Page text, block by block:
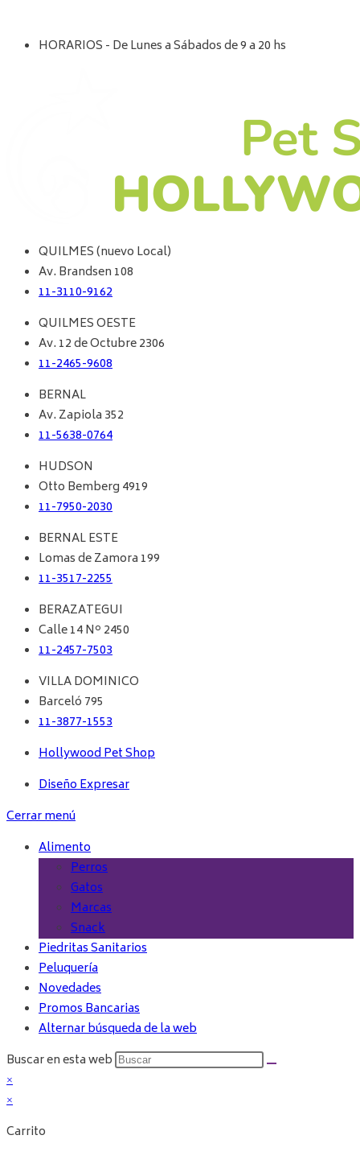
HORARIOS - De Lunes a Sábados de 9 a 20 hs
QUILMES (nuevo Local)
Av. Brandsen 108
11-3110-9162
QUILMES OESTE
Av. 12 de Octubre 2306
11-2465-9608
BERNAL
Av. Zapiola 352
11-5638-0764
HUDSON
Otto Bemberg 4919
11-7950-2030
BERNAL ESTE
Lomas de Zamora 199
11-3517-2255
BERAZATEGUI
Calle 14 Nº 2450
11-2457-7503
VILLA DOMINICO
Barceló 795
11-3877-1553
Hollywood Pet Shop
Diseño Expresar
Cerrar menú
Alimento
Perros
Gatos
Marcas
Snack
Piedritas Sanitarios
Peluquería
Novedades
Promos Bancarias
Alternar búsqueda de la web
Buscar en esta web
×
×
Carrito